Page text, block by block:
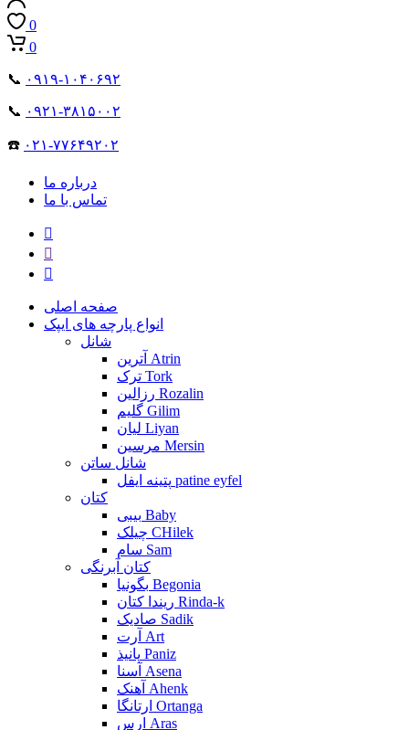
0
0
📞 ۰۹۱۹-۱۰۴۰۶۹۲
📞 ۰۹۲۱-۳۸۱۵۰۰۲
☎️ ۰۲۱-۷۷۶۴۹۲۰۲
درباره ما
تماس با ما
صفحه اصلی
انواع پارچه های ایپک
شانل
آترین Atrin
ترک Tork
رزالین Rozalin
گلیم Gilim
لیان Liyan
مرسین Mersin
شانل ساتن
پتینه ایفل patine eyfel
کتان
بیبی Baby
چیلک CHilek
سام Sam
کتان آبرنگی
بگونیا Begonia
ریندا کتان Rinda-k
صادیک Sadik
آرت Art
پانیذ Paniz
آسنا Asena
آهنک Ahenk
ارتانگا Ortanga
ارس Aras